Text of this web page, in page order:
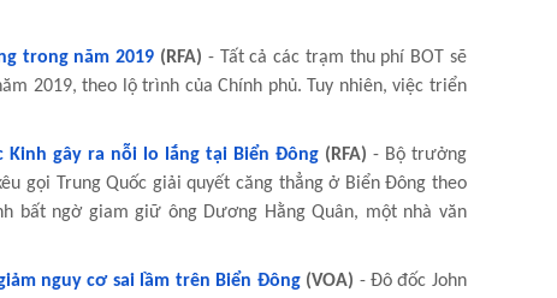
trong năm 2019 (RFA) - Tất cả các trạm thu phí BOT sẽ
2019, theo lộ trình của Chính phủ. Tuy nhiên, việc triển
Kinh gây ra nỗi lo lắng tại Biển Đông(RFA) - Bộ trưởng
gọi Trung Quốc giải quyết căng thẳng ở Biển Đông theo
bất ngờ giam giữ ông Dương Hằng Quân, một nhà văn
nguy cơ sai lầm trên Biển Đông(VOA) - Đô đốc John